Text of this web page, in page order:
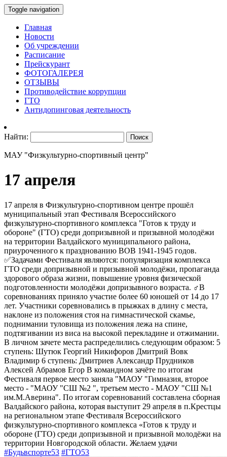
Toggle navigation
Главная
Новости
Об учреждении
Расписание
Прейскурант
ФОТОГАЛЕРЕЯ
ОТЗЫВЫ
Противодействие коррупции
ГТО
Антидопинговая деятельность
Найти:
МАУ "Физкультурно-спортивный центр"
17 апреля
17 апреля в Физкультурно-спортивном центре прошёл
муниципальный этап Фестиваля Всероссийского
физкультурно-спортивного комплекса "Готов к труду и
обороне" (ГТО) среди допризывной и призывной молодёжи
на территории Валдайского муниципального района,
приуроченного к празднованию ВОВ 1941-1945 годов.
✅Задачами Фестиваля являются: популяризация комплекса
ГТО среди допризывной и призывной молодёжи, пропаганда
здорового образа жизни, повышение уровня физической
подготовленности молодёжи допризывного возраста. ‍♂В
соревнованиях приняло участие более 60 юношей от 14 до 17
лет. Участники соревновались в прыжках в длину с места,
наклоне из положения стоя на гимнастической скамье,
поднимании туловища из положения лежа на спине,
подтягивании из виса на высокой перекладине и отжимании.
В личном зачете места распределились следующим образом: 5
ступень: Шутюк Георгий Никифоров Дмитрий Вовк
Владимир 6 ступень: Дмитриев Александр Прудников
Алексей Абрамов Егор В командном зачёте по итогам
Фестиваля первое место заняла "МАОУ "Гимназия, второе
место - "МАОУ "СШ №2 ", третьем место - МАОУ "СШ №1
им.М.Аверина". По итогам соревнований составлена сборная
Валдайского района, которая выступит 29 апреля в п.Крестцы
на региональном этапе Фестиваля Всероссийского
физкультурно-спортивного комплекса «Готов к труду и
обороне (ГТО) среди допризывной и призывной молодёжи на
территории Новгородской области. Желаем удачи
#Будьвспорте53 #ГТО53